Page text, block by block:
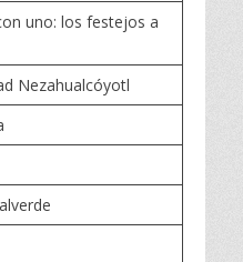
uno: los festejos a
Nezahualcóyotl